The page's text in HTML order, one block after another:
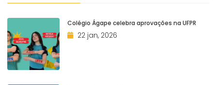
Colégio Ágape celebra aprovações na UFPR
22 jan, 2026